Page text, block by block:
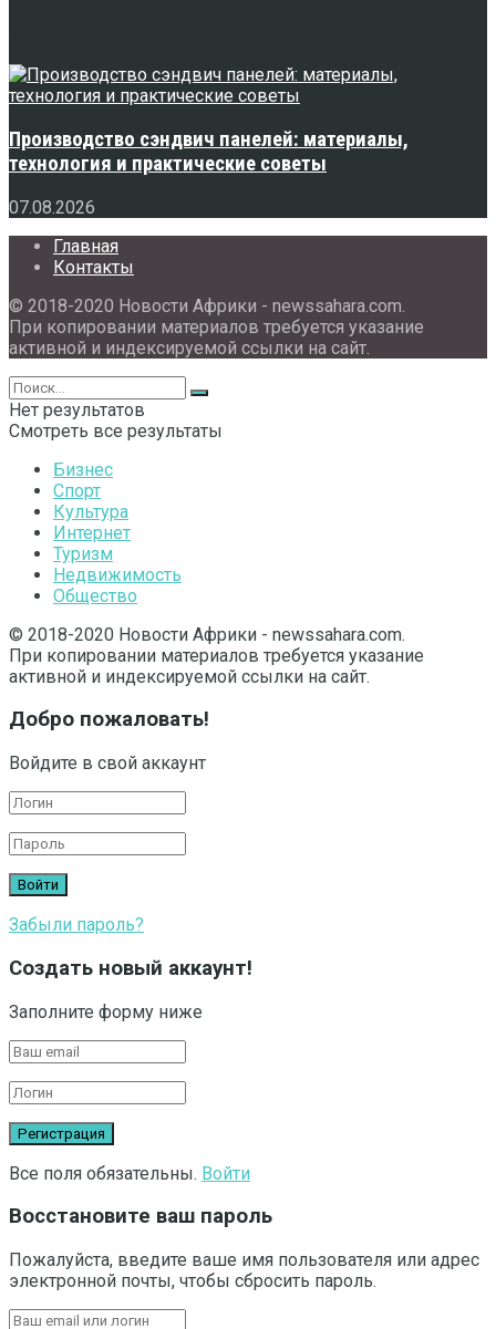
Производство сэндвич панелей: материалы,
технология и практические советы
07.08.2026
Главная
Контакты
© 2018-2020 Новости Африки - newssahara.com.
При копировании материалов требуется указание
активной и индексируемой ссылки на сайт.
Нет результатов
Смотреть все результаты
Бизнес
Спорт
Культура
Интернет
Туризм
Недвижимость
Общество
© 2018-2020 Новости Африки - newssahara.com.
При копировании материалов требуется указание
активной и индексируемой ссылки на сайт.
Добро пожаловать!
Войдите в свой аккаунт
Забыли пароль?
Создать новый аккаунт!
Заполните форму ниже
Все поля обязательны. Войти
Восстановите ваш пароль
Пожалуйста, введите ваше имя пользователя или адрес
электронной почты, чтобы сбросить пароль.